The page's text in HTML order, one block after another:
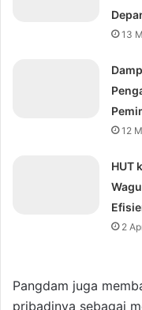
13
12
HUT
2
Pangdam juga
pribadinya sebagai